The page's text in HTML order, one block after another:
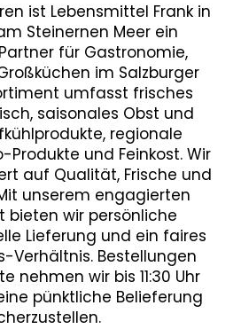
ist Lebensmittel Frank in
Steinernen Meer ein
für Gastronomie,
im Salzburger
umfasst frisches
saisonales Obst und
regionale
Produkte und Feinkost. Wir
auf Qualität, Frische und
unserem engagierten
bieten wir persönliche
Lieferung und ein faires
Verhältnis. Bestellungen
nehmen wir bis 11:30 Uhr
pünktliche Belieferung